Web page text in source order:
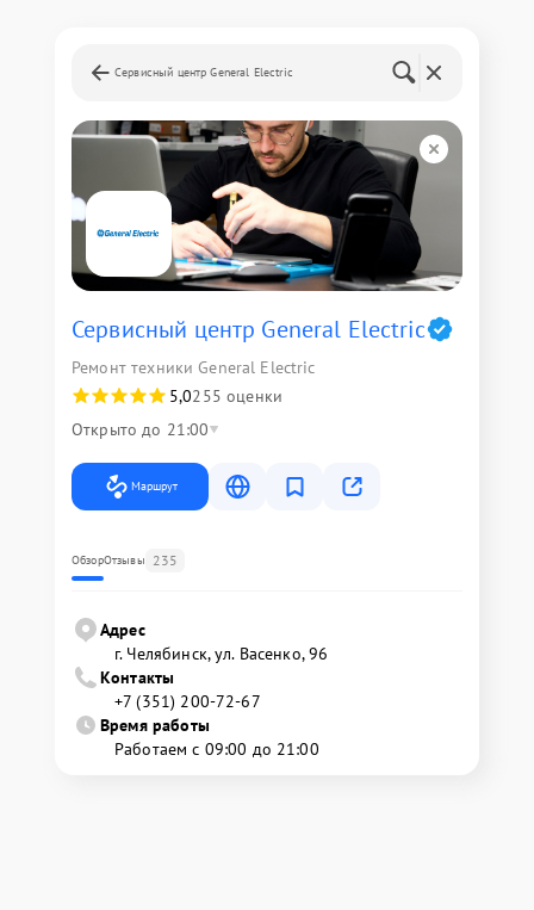
Сервисный центр General Electric
Сервисный центр General Electric
Ремонт техники General Electric
5,0255 оценки
Открыто до 21:00
Маршрут
ОбзорОтзывы 235
Адрес
г. Челябинск, ул. Васенко, 96
Контакты
+7 (351) 200-72-67
Время работы
Работаем с 09:00 до 21:00